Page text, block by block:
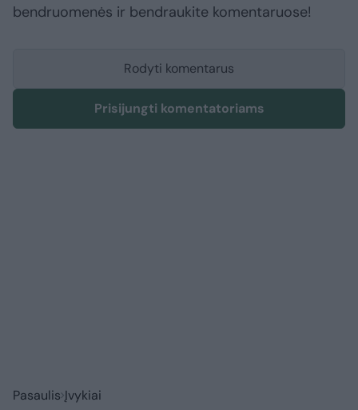
bendruomenės ir bendraukite komentaruose!
Rodyti komentarus
Prisijungti komentatoriams
Pasaulis Įvykiai